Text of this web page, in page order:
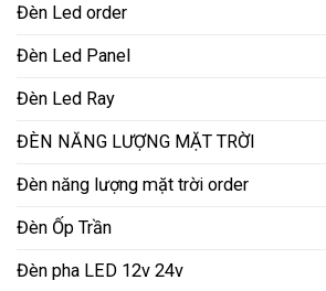
Đèn Led order
Đèn Led Panel
Đèn Led Ray
ĐÈN NĂNG LƯỢNG MẶT TRỜI
Đèn năng lượng mặt trời order
Đèn Ốp Trần
Đèn pha LED 12v 24v